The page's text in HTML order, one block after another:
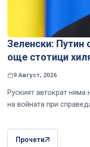
Зеленски: Путин
още стотици
9 Август, 2026
Руският автократ няма
на войната при
Прочети